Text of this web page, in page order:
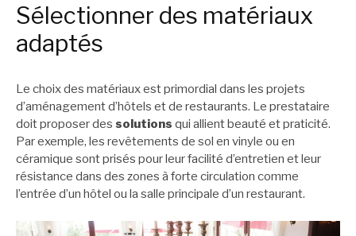
Sélectionner des matériaux
adaptés
Le choix des matériaux est primordial dans les projets
d’aménagement d’hôtels et de restaurants. Le prestataire
doit proposer des solutions qui allient beauté et praticité.
Par exemple, les revêtements de sol en vinyle ou en
céramique sont prisés pour leur facilité d’entretien et leur
résistance dans des zones à forte circulation comme
l’entrée d’un hôtel ou la salle principale d’un restaurant.